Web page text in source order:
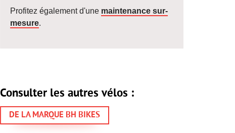
Profitez également d'une maintenance sur-
mesure.
Consulter les autres vélos :
DE LA MARQUE BH BIKES